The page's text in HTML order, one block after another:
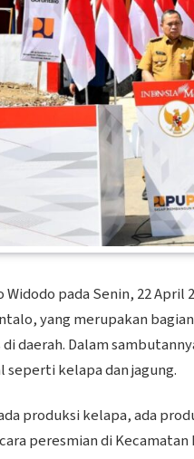
Widodo pada Senin, 22
yang merupakan
daerah. Dalam
seperti kelapa dan jagung.
produksi kelapa, ada
peresmian di